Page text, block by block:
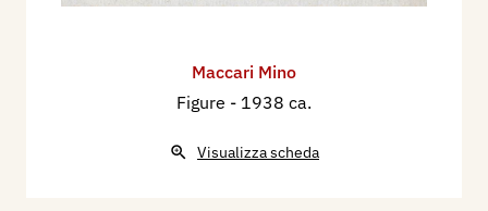
Maccari Mino
Figure - 1938 ca.
Visualizza scheda